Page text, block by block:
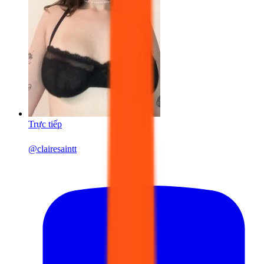
Trực tiếp
@clairesaintt